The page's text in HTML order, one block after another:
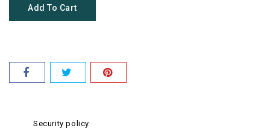
Add To Cart
Security policy